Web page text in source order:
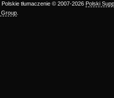
Polskie tłumaczenie © 2007-2026 Polski
Group